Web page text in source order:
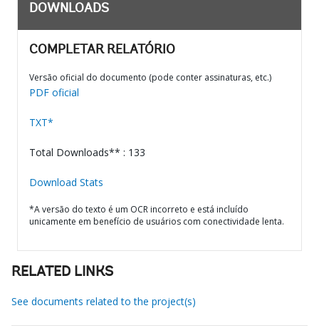
DOWNLOADS
COMPLETAR RELATÓRIO
Versão oficial do documento (pode conter assinaturas, etc.)
PDF oficial
TXT*
Total Downloads** : 133
Download Stats
*A versão do texto é um OCR incorreto e está incluído
unicamente em benefício de usuários com conectividade lenta.
RELATED LINKS
See documents related to the project(s)